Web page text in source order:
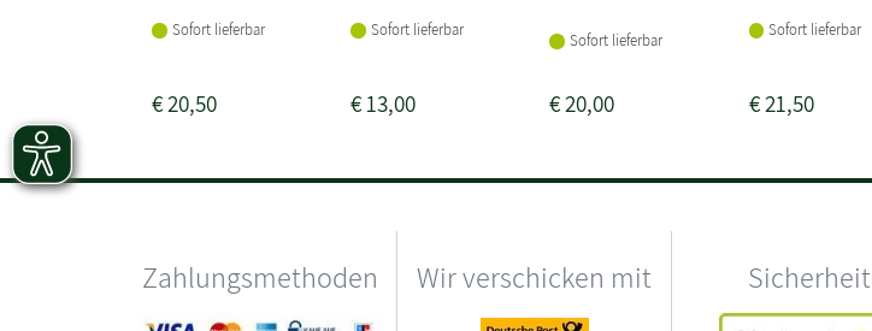
Sofort lieferbar
€20,50
Sofort lieferbar
€13,00
Sofort lieferbar
€20,00
Sofort lieferbar
€21,50
Zahlungsmethoden Wir verschicken mit Sicherheit